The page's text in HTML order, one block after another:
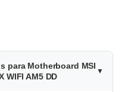
para Motherboard MSI
WIFI AM5 DD